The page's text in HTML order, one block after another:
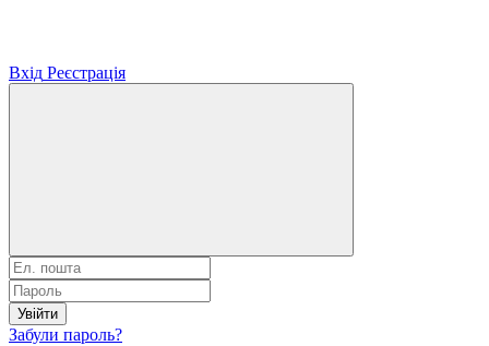
Вхід Реєстрація
Увійти
Забули пароль?